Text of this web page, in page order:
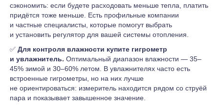
сэкономить: если будете расходовать меньше тепла, платить
придётся тоже меньше. Есть профильные компании
и частные специалисты, которые помогут выбрать
и установить регулятор для вашей системы отопления.
✅ Для контроля влажности купите гигрометр
и увлажнитель. Оптимальный диапазон влажности — 35–
45% зимой и 30–60% летом. В увлажнителях часто есть
встроенные гигрометры, но на них лучше
не ориентироваться: измеритель находится рядом со струёй
пара и показывает завышенное значение.